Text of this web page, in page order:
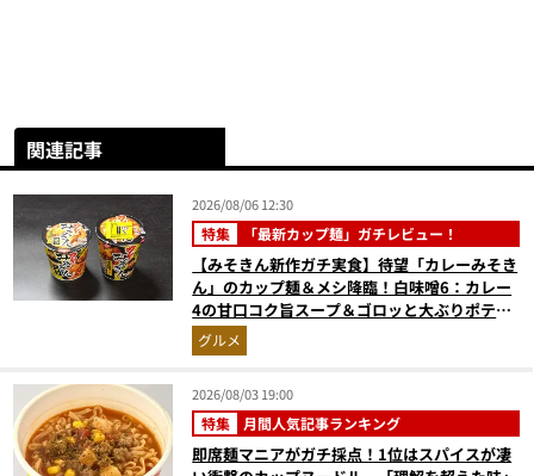
関連記事
2026/08/06 12:30
特集 「最新カップ麺」ガチレビュー！
【みそきん新作ガチ実食】待望「カレーみそき
ん」のカップ麺＆メシ降臨！白味噌6：カレー
4の甘口コク旨スープ＆ゴロッと大ぶりポテト
に歓喜
グルメ
2026/08/03 19:00
特集 月間人気記事ランキング
即席麺マニアがガチ採点！1位はスパイスが凄